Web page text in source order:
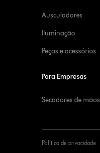
Ausculadores
Iluminação
Peças e acessórios
Para Empresas
Secadores de mãos
Política de privacidade